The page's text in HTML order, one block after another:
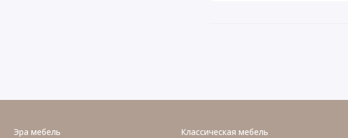
Эра мебель Классическая мебель